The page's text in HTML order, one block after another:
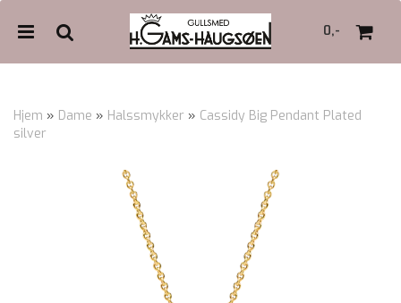
0,-
Hjem » Dame » Halssmykker » Cassidy Big Pendant Plated
silver